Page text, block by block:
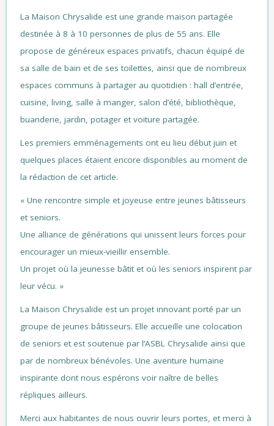
La Maison Chrysalide est une grande maison partagée
destinée à 8 à 10 personnes de plus de 55 ans. Elle
propose de généreux espaces privatifs, chacun équipé de
sa salle de bain et de ses toilettes, ainsi que de nombreux
espaces communs à partager au quotidien : hall d’entrée,
cuisine, living, salle à manger, salon d’été, bibliothèque,
buanderie, jardin, potager et voiture partagée.
Les premiers emménagements ont eu lieu début juin et
quelques places étaient encore disponibles au moment de
la rédaction de cet article.
« Une rencontre simple et joyeuse entre jeunes bâtisseurs
et seniors.
Une alliance de générations qui unissent leurs forces pour
encourager un mieux-vieillir ensemble.
Un projet où la jeunesse bâtit et où les seniors inspirent par
leur vécu. »
La Maison Chrysalide est un projet innovant porté par un
groupe de jeunes bâtisseurs. Elle accueille une colocation
de seniors et est soutenue par l’ASBL Chrysalide ainsi que
par de nombreux bénévoles. Une aventure humaine
inspirante dont nous espérons voir naître de belles
répliques ailleurs.
Merci aux habitantes de nous ouvrir leurs portes, et merci à